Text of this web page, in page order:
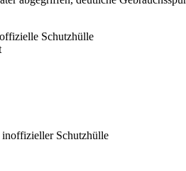
Schutzhülle
Schutzhülle